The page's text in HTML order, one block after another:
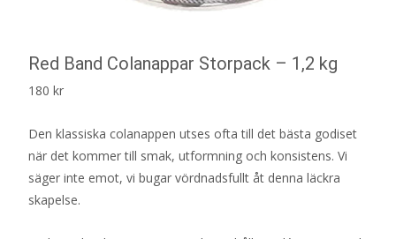
Red Band Colanappar Storpack – 1,2 kg
180 kr
Den klassiska colanappen utses ofta till det bästa godiset
när det kommer till smak, utformning och konsistens. Vi
säger inte emot, vi bugar vördnadsfullt åt denna läckra
skapelse.